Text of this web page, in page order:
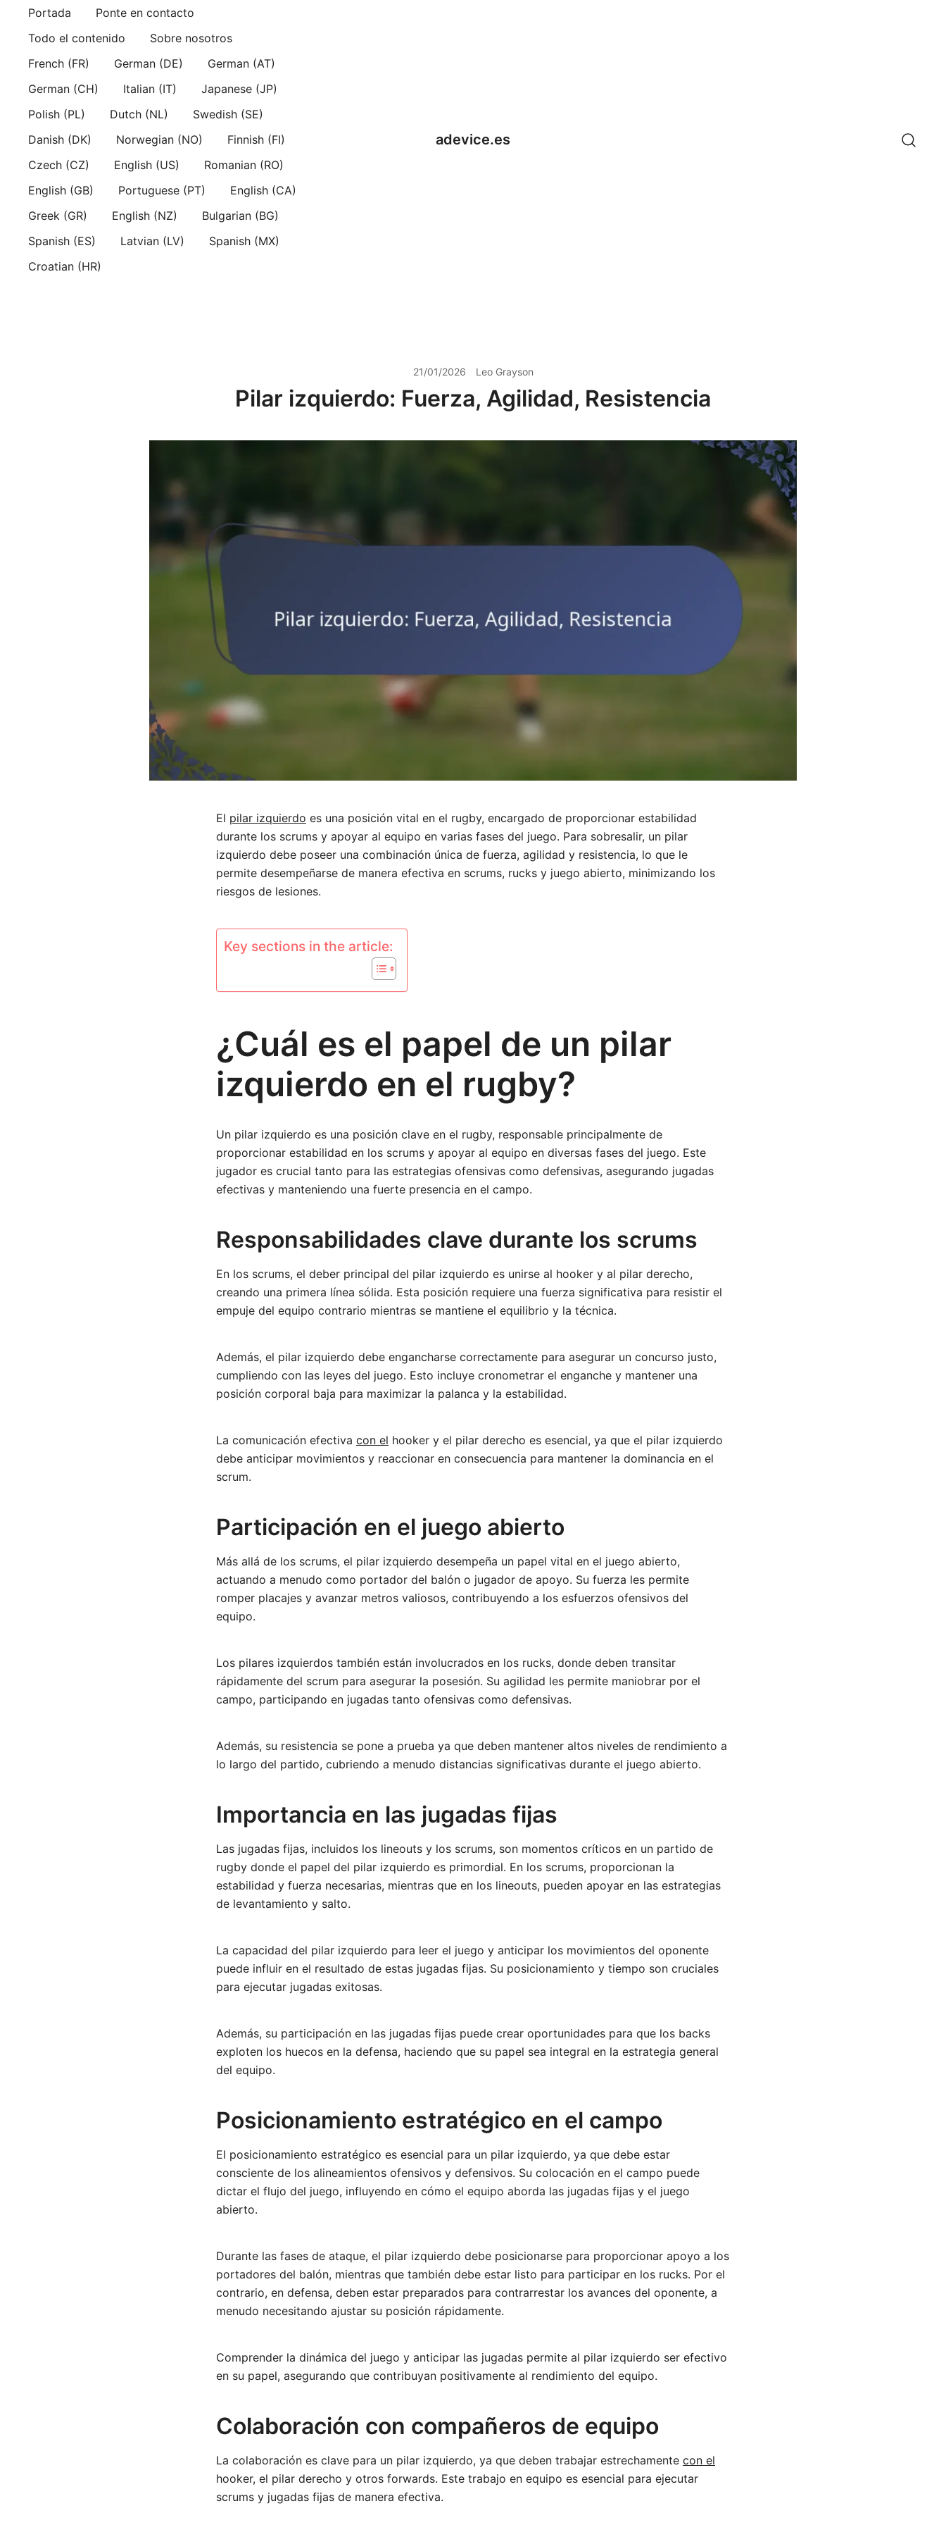
content
Portada
Ponte en contacto
Todo el contenido
Sobre nosotros
French (FR)
German (DE)
German (AT)
German (CH)
Italian (IT)
Japanese (JP)
Polish (PL)
Dutch (NL)
Swedish (SE)
Danish (DK)
Norwegian (NO)
Finnish (FI)
Czech (CZ)
English (US)
Romanian (RO)
English (GB)
Portuguese (PT)
English (CA)
Greek (GR)
English (NZ)
Bulgarian (BG)
Spanish (ES)
Latvian (LV)
Spanish (MX)
Croatian (HR)
adevice.es
21/01/2026 Leo Grayson
Pilar izquierdo: Fuerza, Agilidad, Resistencia
El pilar izquierdo es una posición vital en el rugby, encargado de proporcionar estabilidad
durante los scrums y apoyar al equipo en varias fases del juego. Para sobresalir, un pilar
izquierdo debe poseer una combinación única de fuerza, agilidad y resistencia, lo que le
permite desempeñarse de manera efectiva en scrums, rucks y juego abierto, minimizando los
riesgos de lesiones.
Key sections in the article:
¿Cuál es el papel de un pilar
izquierdo en el rugby?
Un pilar izquierdo es una posición clave en el rugby, responsable principalmente de
proporcionar estabilidad en los scrums y apoyar al equipo en diversas fases del juego. Este
jugador es crucial tanto para las estrategias ofensivas como defensivas, asegurando jugadas
efectivas y manteniendo una fuerte presencia en el campo.
Responsabilidades clave durante los scrums
En los scrums, el deber principal del pilar izquierdo es unirse al hooker y al pilar derecho,
creando una primera línea sólida. Esta posición requiere una fuerza significativa para resistir el
empuje del equipo contrario mientras se mantiene el equilibrio y la técnica.
Además, el pilar izquierdo debe engancharse correctamente para asegurar un concurso justo,
cumpliendo con las leyes del juego. Esto incluye cronometrar el enganche y mantener una
posición corporal baja para maximizar la palanca y la estabilidad.
La comunicación efectiva con el hooker y el pilar derecho es esencial, ya que el pilar izquierdo
debe anticipar movimientos y reaccionar en consecuencia para mantener la dominancia en el
scrum.
Participación en el juego abierto
Más allá de los scrums, el pilar izquierdo desempeña un papel vital en el juego abierto,
actuando a menudo como portador del balón o jugador de apoyo. Su fuerza les permite
romper placajes y avanzar metros valiosos, contribuyendo a los esfuerzos ofensivos del
equipo.
Los pilares izquierdos también están involucrados en los rucks, donde deben transitar
rápidamente del scrum para asegurar la posesión. Su agilidad les permite maniobrar por el
campo, participando en jugadas tanto ofensivas como defensivas.
Además, su resistencia se pone a prueba ya que deben mantener altos niveles de rendimiento a
lo largo del partido, cubriendo a menudo distancias significativas durante el juego abierto.
Importancia en las jugadas fijas
Las jugadas fijas, incluidos los lineouts y los scrums, son momentos críticos en un partido de
rugby donde el papel del pilar izquierdo es primordial. En los scrums, proporcionan la
estabilidad y fuerza necesarias, mientras que en los lineouts, pueden apoyar en las estrategias
de levantamiento y salto.
La capacidad del pilar izquierdo para leer el juego y anticipar los movimientos del oponente
puede influir en el resultado de estas jugadas fijas. Su posicionamiento y tiempo son cruciales
para ejecutar jugadas exitosas.
Además, su participación en las jugadas fijas puede crear oportunidades para que los backs
exploten los huecos en la defensa, haciendo que su papel sea integral en la estrategia general
del equipo.
Posicionamiento estratégico en el campo
El posicionamiento estratégico es esencial para un pilar izquierdo, ya que debe estar
consciente de los alineamientos ofensivos y defensivos. Su colocación en el campo puede
dictar el flujo del juego, influyendo en cómo el equipo aborda las jugadas fijas y el juego
abierto.
Durante las fases de ataque, el pilar izquierdo debe posicionarse para proporcionar apoyo a los
portadores del balón, mientras que también debe estar listo para participar en los rucks. Por el
contrario, en defensa, deben estar preparados para contrarrestar los avances del oponente, a
menudo necesitando ajustar su posición rápidamente.
Comprender la dinámica del juego y anticipar las jugadas permite al pilar izquierdo ser efectivo
en su papel, asegurando que contribuyan positivamente al rendimiento del equipo.
Colaboración con compañeros de equipo
La colaboración es clave para un pilar izquierdo, ya que deben trabajar estrechamente con el
hooker, el pilar derecho y otros forwards. Este trabajo en equipo es esencial para ejecutar
scrums y jugadas fijas de manera efectiva.